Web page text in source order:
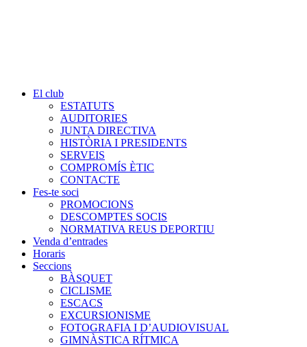
El club
ESTATUTS
AUDITORIES
JUNTA DIRECTIVA
HISTÒRIA I PRESIDENTS
SERVEIS
COMPROMÍS ÈTIC
CONTACTE
Fes-te soci
PROMOCIONS
DESCOMPTES SOCIS
NORMATIVA REUS DEPORTIU
Venda d’entrades
Horaris
Seccions
BÀSQUET
CICLISME
ESCACS
EXCURSIONISME
FOTOGRAFIA I D’AUDIOVISUAL
GIMNÀSTICA RÍTMICA